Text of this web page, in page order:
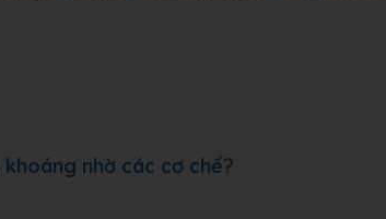
nhờ các cơ chế?